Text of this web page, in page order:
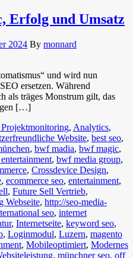
Erfolg und Umsatz
2024 By monnard
und wird nun
ersetzen. Während
als träges Monstrum gilt, das
[…]
, Analytics,
Website, best seo,
, bwf madia, bwf magic,
, bwf media group,
, Crossdevice Design,
, ecommerce seo, entertainment,
, Future Sell Vertrieb,
Webseite, http://seo-media-
seo, internet
, Internetseite, keyword seo,
, Loginmodul, Luzern, magento
, Mobileoptimiert, Modernes
, münchner seo, off